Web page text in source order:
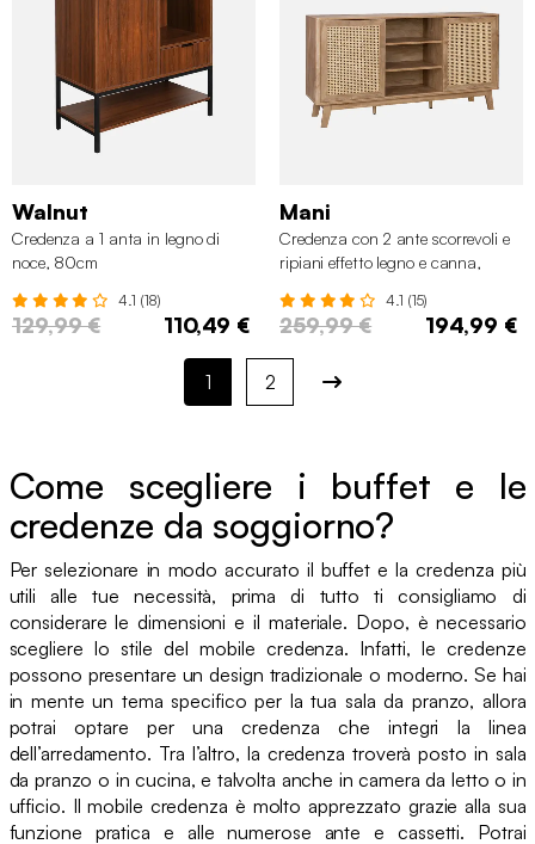
Walnut
Credenza a 1 anta in legno di
noce, 80cm
4.1 (18)
129,99 € 110,49 €
Mani
Credenza con 2 ante scorrevoli e
ripiani effetto legno e canna,
4.1 (15)
259,99 € 194,99 €
1 2
Come scegliere i buffet e le
credenze da soggiorno?
Per selezionare in modo accurato il buffet e la credenza più
utili alle tue necessità, prima di tutto ti consigliamo di
considerare le dimensioni e il materiale. Dopo, è necessario
scegliere lo stile del mobile credenza. Infatti, le credenze
possono presentare un design tradizionale o moderno. Se hai
in mente un tema specifico per la tua sala da pranzo, allora
potrai optare per una credenza che integri la linea
dell’arredamento. Tra l’altro, la credenza troverà posto in sala
da pranzo o in cucina, e talvolta anche in camera da letto o in
ufficio. Il mobile credenza è molto apprezzato grazie alla sua
funzione pratica e alle numerose ante e cassetti. Potrai